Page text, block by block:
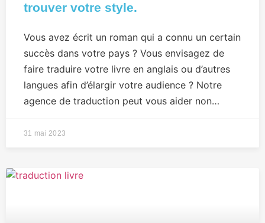
trouver votre style.
Vous avez écrit un roman qui a connu un certain
succès dans votre pays ? Vous envisagez de
faire traduire votre livre en anglais ou d’autres
langues afin d’élargir votre audience ? Notre
agence de traduction peut vous aider non…
31 mai 2023